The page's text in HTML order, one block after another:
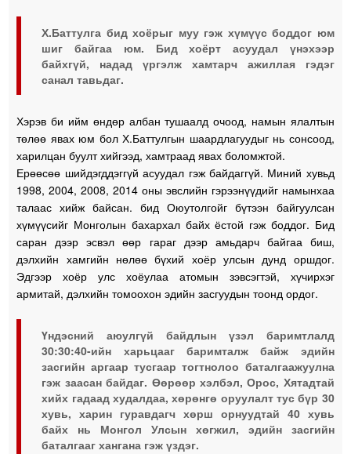
Х.Баттулга бид хоёрыг муу гэж хүмүүс боддог юм
шиг байгаа юм. Бид хоёрт асуудал үнэхээр
байхгүй, надад үргэлж хамтарч ажиллая гэдэг
санал тавьдаг.
Хэрэв би ийм өндөр албан тушаалд очоод, намын ялалтын
төлөө явах юм бол Х.Баттулгын шаардлагуудыг нь сонсоод,
харилцан буулт хийгээд, хамтраад явах боломжтой.
Ерөөсөө шийдэгддэггүй асуудал гэж байдаггүй. Миний хувьд
1998, 2004, 2008, 2014 оны эвслийн гэрээнүүдийг намынхаа
талаас хийж байсан. бид Оюутолгойг бүтээн байгуулсан
хүмүүсийг Монголын бахархал байх ёстой гэж боддог. Бид
саран дээр эсвэл өөр гараг дээр амьдарч байгаа биш,
дэлхийн хамгийн нөлөө бүхий хоёр улсын дунд оршдог.
Эдгээр хоёр улс хоёулаа атомын зэвсэгтэй, хүчирхэг
армитай, дэлхийн томоохон эдийн засгуудын тоонд ордог.
Үндэсний аюулгүй байдлын үзэл баримтлалд
30:30:40-ийн харьцааг баримталж байж эдийн
засгийн аргаар тусгаар тогтнолоо баталгаажуулна
гэж заасан байдаг. Өөрөөр хэлбэл, Орос, Хятадтай
хийх гадаад худалдаа, хөрөнгө оруулалт тус бүр 30
хувь, харин гуравдагч хөрш орнуудтай 40 хувь
байх нь Монгол Улсын хөгжил, эдийн засгийн
баталгааг хангана гэж үздэг.